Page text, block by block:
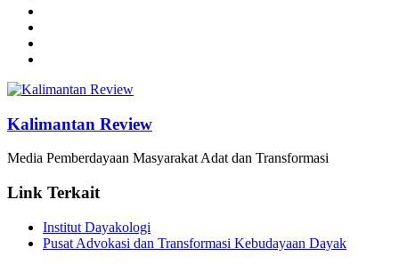
Kalimantan Review
Media Pemberdayaan Masyarakat Adat dan Transformasi
Link Terkait
Institut Dayakologi
Pusat Advokasi dan Transformasi Kebudayaan Dayak